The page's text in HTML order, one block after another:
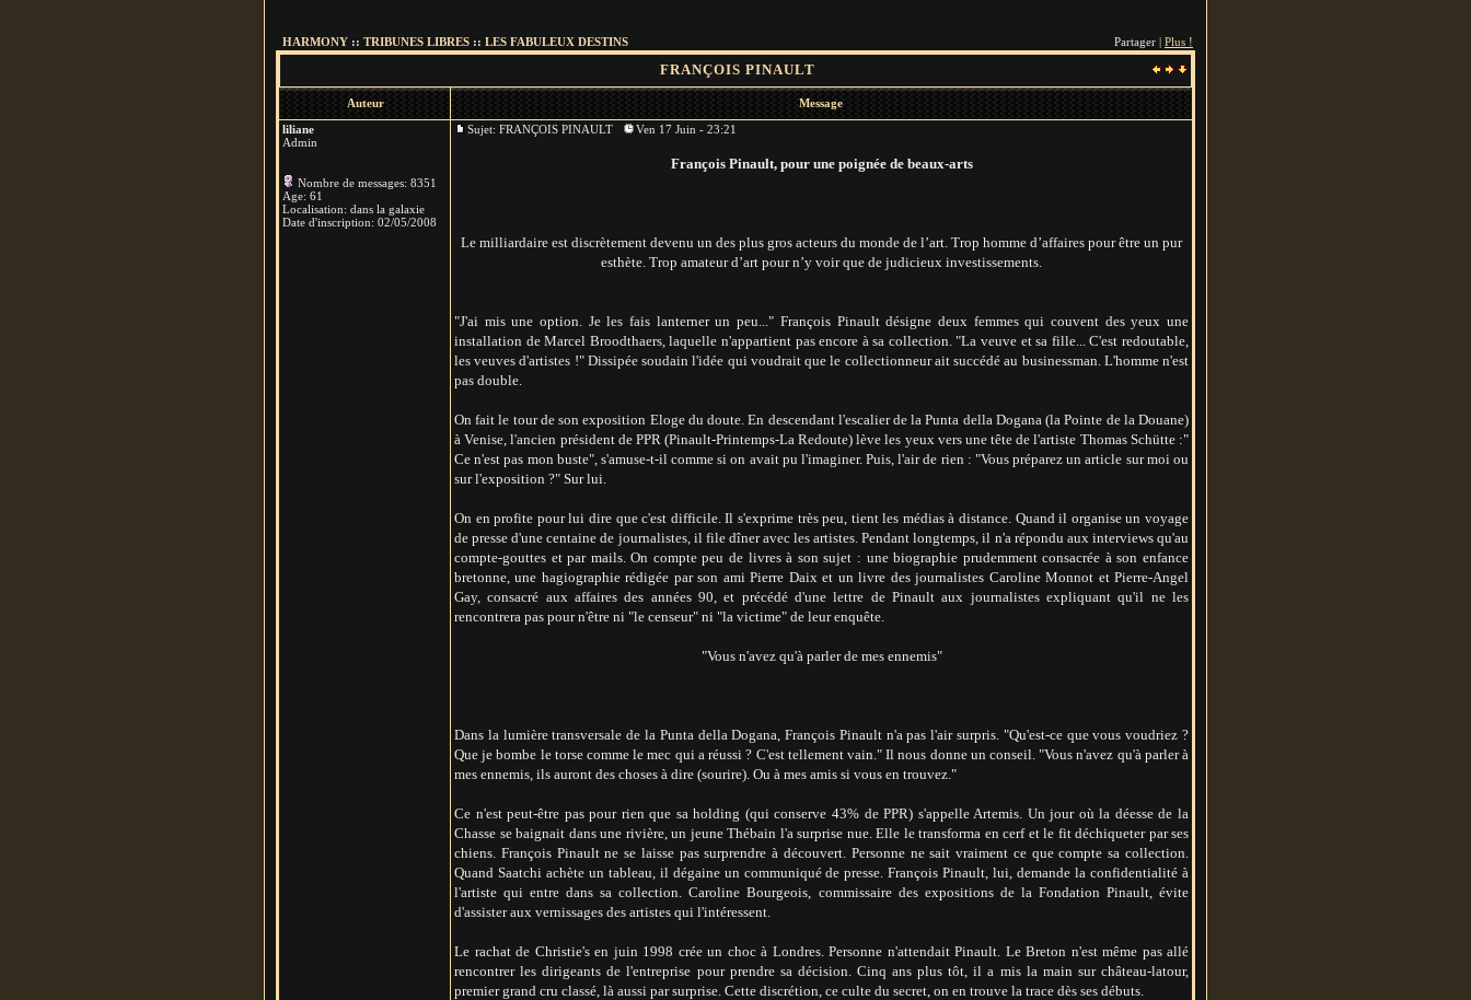
HARMONY :: TRIBUNES LIBRES :: LES FABULEUX DESTINS Partager | Plus !
FRANÇOIS PINAULT
Auteur
Message
liliane
Admin
Nombre de messages: 8351
Age: 61
Localisation: dans la galaxie
Date d'inscription: 02/05/2008
Sujet: FRANÇOIS PINAULT Ven 17 Juin - 23:21
François Pinault, pour une poignée de beaux-arts
Le milliardaire est discrètement devenu un des plus gros acteurs du monde de l’art. Trop homme d’affaires pour être un pur
esthète. Trop amateur d’art pour n’y voir que de judicieux investissements.
"J'ai mis une option. Je les fais lanterner un peu..." François Pinault désigne deux femmes qui couvent des yeux une
installation de Marcel Broodthaers, laquelle n'appartient pas encore à sa collection. "La veuve et sa fille... C'est redoutable,
les veuves d'artistes !" Dissipée soudain l'idée qui voudrait que le collectionneur ait succédé au businessman. L'homme n'est
pas double.
On fait le tour de son exposition Eloge du doute. En descendant l'escalier de la Punta della Dogana (la Pointe de la Douane)
à Venise, l'ancien président de PPR (Pinault-Printemps-La Redoute) lève les yeux vers une tête de l'artiste Thomas Schütte :"
Ce n'est pas mon buste", s'amuse-t-il comme si on avait pu l'imaginer. Puis, l'air de rien : "Vous préparez un article sur moi ou
sur l'exposition ?" Sur lui.
On en profite pour lui dire que c'est difficile. Il s'exprime très peu, tient les médias à distance. Quand il organise un voyage
de presse d'une centaine de journalistes, il file dîner avec les artistes. Pendant longtemps, il n'a répondu aux interviews qu'au
compte-gouttes et par mails. On compte peu de livres à son sujet : une biographie prudemment consacrée à son enfance
bretonne, une hagiographie rédigée par son ami Pierre Daix et un livre des journalistes Caroline Monnot et Pierre-Angel
Gay, consacré aux affaires des années 90, et précédé d'une lettre de Pinault aux journalistes expliquant qu'il ne les
rencontrera pas pour n'être ni "le censeur" ni "la victime" de leur enquête.
"Vous n'avez qu'à parler de mes ennemis"
Dans la lumière transversale de la Punta della Dogana, François Pinault n'a pas l'air surpris. "Qu'est-ce que vous voudriez ?
Que je bombe le torse comme le mec qui a réussi ? C'est tellement vain." Il nous donne un conseil. "Vous n'avez qu'à parler à
mes ennemis, ils auront des choses à dire (sourire). Ou à mes amis si vous en trouvez."
Ce n'est peut-être pas pour rien que sa holding (qui conserve 43% de PPR) s'appelle Artemis. Un jour où la déesse de la
Chasse se baignait dans une rivière, un jeune Thébain l'a surprise nue. Elle le transforma en cerf et le fit déchiqueter par ses
chiens. François Pinault ne se laisse pas surprendre à découvert. Personne ne sait vraiment ce que compte sa collection.
Quand Saatchi achète un tableau, il dégaine un communiqué de presse. François Pinault, lui, demande la confidentialité à
l'artiste qui entre dans sa collection. Caroline Bourgeois, commissaire des expositions de la Fondation Pinault, évite
d'assister aux vernissages des artistes qui l'intéressent.
Le rachat de Christie's en juin 1998 crée un choc à Londres. Personne n'attendait Pinault. Le Breton n'est même pas allé
rencontrer les dirigeants de l'entreprise pour prendre sa décision. Cinq ans plus tôt, il a mis la main sur château-latour,
premier grand cru classé, là aussi par surprise. Cette discrétion, ce culte du secret, on en trouve la trace dès ses débuts.